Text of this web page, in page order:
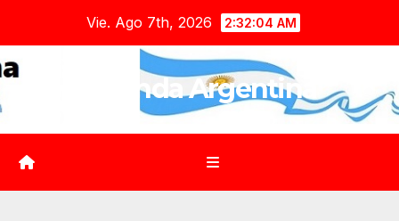
contenido
Vie. Ago 7th, 2026 2:32:05 AM
Agenda Argentina